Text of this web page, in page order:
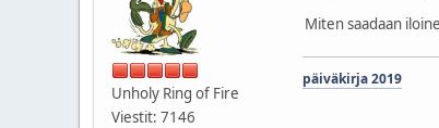
Unholy Ring of Fire
Viestit: 7146
Miten saadaan
päiväkirja 2019